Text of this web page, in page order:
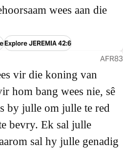
wees aan die
Explore JEREMIA 42:6
AFR83
vir die koning van
hom bang wees nie, sê
by julle om julle te red
bevry. Ek sal julle
sal hy julle genadig